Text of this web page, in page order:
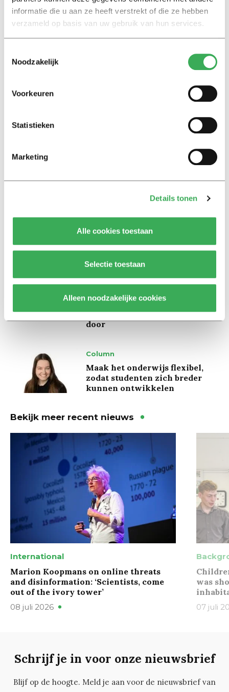
informatie die u aan ze heeft verstrekt of die ze hebben
verzameld op basis van uw gebruik van hun services.
Noodzakelijk
Voorkeuren
Statistieken
Marketing
Details tonen
Alle cookies toestaan
Selectie toestaan
Alleen noodzakelijke cookies
past year is missing.
bedreigingen en desinformatie:
‘Wetenschappers, kom die
Kinderen spelen de Zero
Hunger Game: ‘Ik schrok, we
inwoners bij’
Achtergrond
Ritalin, koffie en
slaapmiddelen: zo komen
studenten de tentamenperiode
door
Column
Maak het onderwijs flexibel,
zodat studenten zich breder
kunnen ontwikkelen
Bekijk meer recent nieuws
International
Marion Koopmans on online threats
and disinformation: ‘Scientists, come
out of the ivory tower’
08 juli 2026
was
07 juli
Schrijf je in voor onze nieuwsbrief
Blijf op de hoogte. Meld je aan voor de nieuwsbrief van